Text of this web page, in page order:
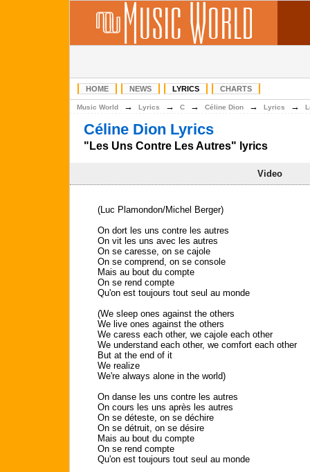
HOME NEWS LYRICS CHARTS
Music World → Lyrics → C → Céline Dion → Lyrics →
Céline Dion Lyrics
"Les Uns Contre Les Autres" lyrics
Video
(Luc Plamondon/Michel Berger)
On dort les uns contre les autres
On vit les uns avec les autres
On se caresse, on se cajole
On se comprend, on se console
Mais au bout du compte
On se rend compte
Qu'on est toujours tout seul au monde
(We sleep ones against the others
We live ones against the others
We caress each other, we cajole each other
We understand each other, we comfort each other
But at the end of it
We realize
We're always alone in the world)
On danse les uns contre les autres
On cours les uns après les autres
On se déteste, on se déchire
On se détruit, on se désire
Mais au bout du compte
On se rend compte
Qu'on est toujours tout seul au monde